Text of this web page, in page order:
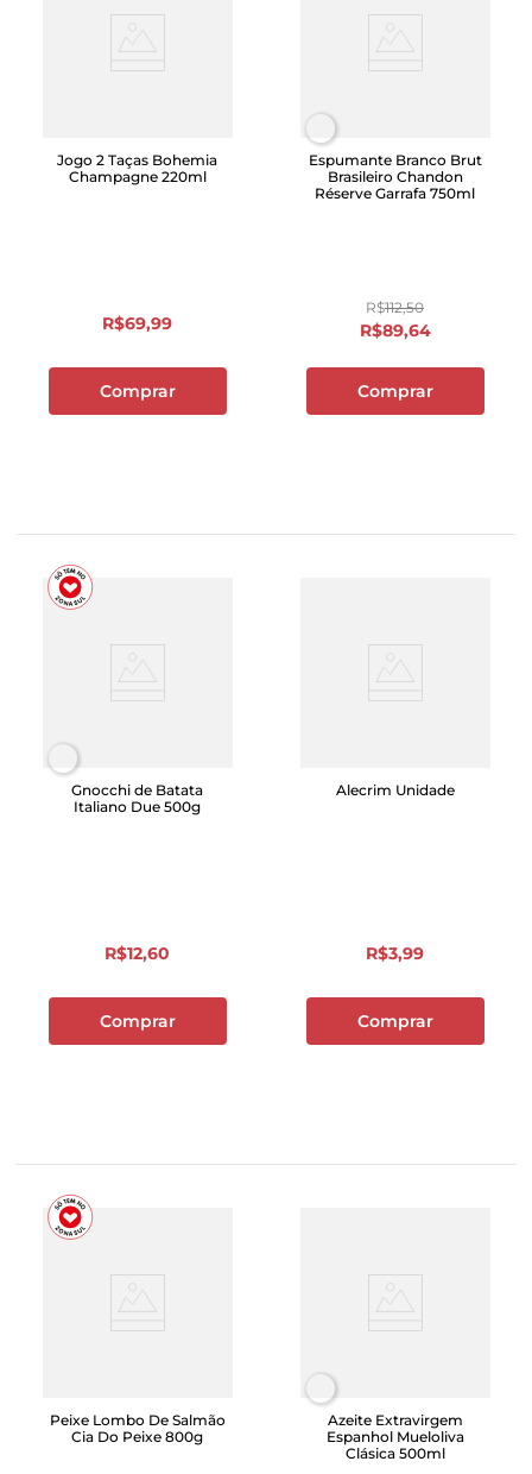
Jogo 2 Taças Bohemia
Champagne 220ml
R$69,99
Comprar
Espumante Branco Brut
Brasileiro Chandon
Réserve Garrafa 750ml
R$112,50
R$89,64
Comprar
Gnocchi de Batata
Italiano Due 500g
R$12,60
Comprar
Alecrim Unidade
R$3,99
Comprar
Peixe Lombo De Salmão
Cia Do Peixe 800g
Azeite Extravirgem
Espanhol Mueloliva
Clásica 500ml